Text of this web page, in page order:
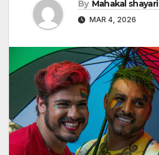
By Mahakal shayari
MAR 4, 2026